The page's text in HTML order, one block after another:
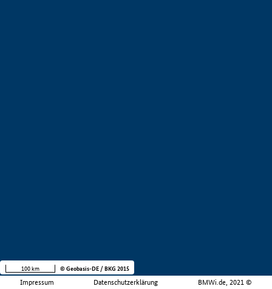
Impressum Datenschutzerklärung BMWi.de, 2021 ©
100 km © Geobasis-DE / BKG 2015